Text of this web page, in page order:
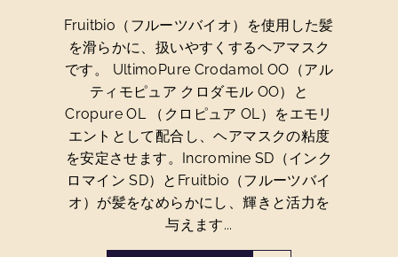
Fruitbio（フルーツバイオ）を使用した髪
を滑らかに、扱いやすくするヘアマスク
です。 UltimoPure Crodamol OO（アル
ティモピュア クロダモル OO）と
Cropure OL （クロピュア OL）をエモリ
エントとして配合し、ヘアマスクの粘度
を安定させます。Incromine SD（インク
ロマイン SD）とFruitbio（フルーツバイ
オ）が髪をなめらかにし、輝きと活力を
与えます...